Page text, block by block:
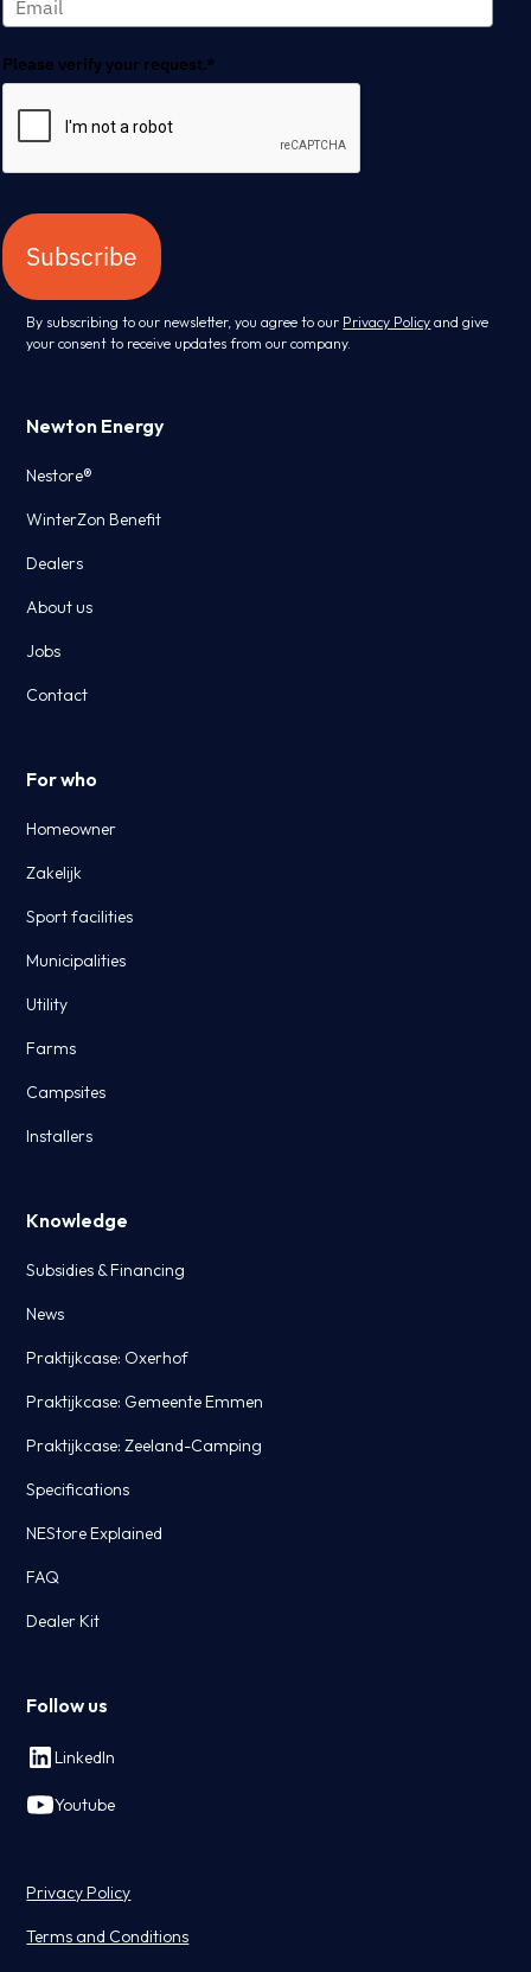
Please verify your request.*
Subscribe
By subscribing to our newsletter, you agree to our Privacy Policy and give
your consent to receive updates from our company.
Newton Energy
Nestore®
WinterZon Benefit
Dealers
About us
Jobs
Contact
For who
Homeowner
Zakelijk
Sport facilities
Municipalities
Utility
Farms
Campsites
Installers
Knowledge
Subsidies & Financing
News
Praktijkcase: Oxerhof
Praktijkcase: Gemeente Emmen
Praktijkcase: Zeeland-Camping
Specifications
NEStore Explained
FAQ
Dealer Kit
Follow us
LinkedIn
Youtube
Privacy Policy
Terms and Conditions